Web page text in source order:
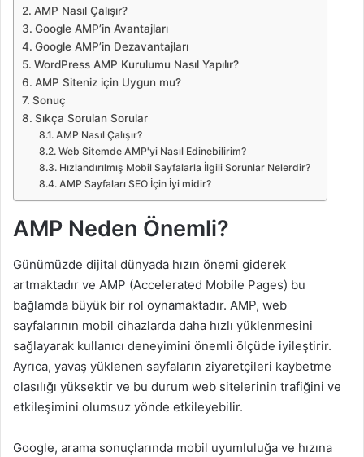
AMP Nasıl Çalışır?
Google AMP’in Avantajları
Google AMP’in Dezavantajları
WordPress AMP Kurulumu Nasıl Yapılır?
AMP Siteniz için Uygun mu?
Sonuç
Sıkça Sorulan Sorular
AMP Nasıl Çalışır?
Web Sitemde AMP'yi Nasıl Edinebilirim?
Hızlandırılmış Mobil Sayfalarla İlgili Sorunlar Nelerdir?
AMP Sayfaları SEO İçin İyi midir?
AMP Neden Önemli?
Günümüzde dijital dünyada hızın önemi giderek
artmaktadır ve AMP (Accelerated Mobile Pages) bu
bağlamda büyük bir rol oynamaktadır. AMP, web
sayfalarının mobil cihazlarda daha hızlı yüklenmesini
sağlayarak kullanıcı deneyimini önemli ölçüde iyileştirir.
Ayrıca, yavaş yüklenen sayfaların ziyaretçileri kaybetme
olasılığı yüksektir ve bu durum web sitelerinin trafiğini ve
etkileşimini olumsuz yönde etkileyebilir.
Google, arama sonuçlarında mobil uyumluluğa ve hızına